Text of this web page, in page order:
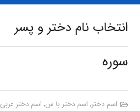
انتخاب نام دختر و پسر
سوره
اسم دختر, اسم دختر با س, اسم دختر عربی